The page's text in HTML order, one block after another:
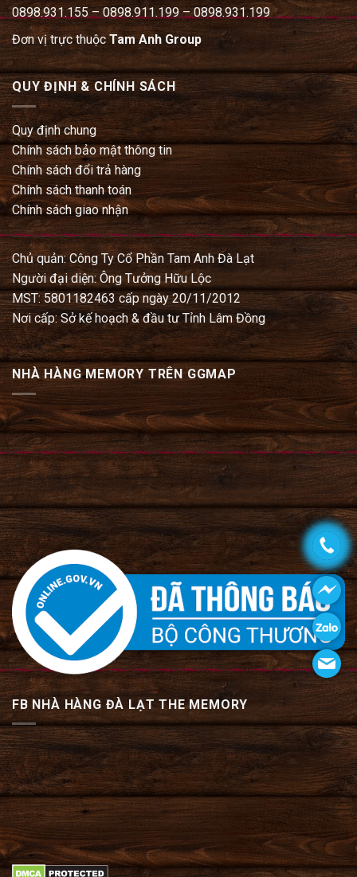
0898.931.155 – 0898.911.199 – 0898.931.199
Đơn vị trực thuộcTam Anh Group
QUY ĐỊNH & CHÍNH SÁCH
Quy định chung
Chính sách bảo mật thông tin
Chính sách đổi trả hàng
Chính sách thanh toán
Chính sách giao nhận
Chủ quản: Công Ty Cổ Phần Tam Anh Đà Lạt
Người đại diện: Ông Tưởng Hữu Lộc
MST: 5801182463 cấp ngày 20/11/2012
Nơi cấp: Sở kế hoạch & đầu tư Tỉnh Lâm Đồng
NHÀ HÀNG MEMORY TRÊN GGMAP
FB NHÀ HÀNG ĐÀ LẠT THE MEMORY